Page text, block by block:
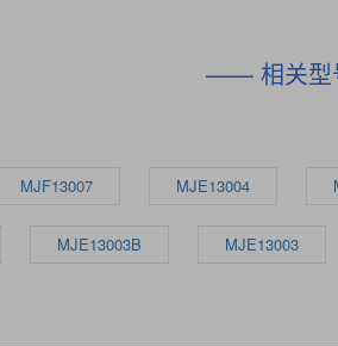
—— 相关
MJF13007 MJE13004
MJE13003B MJE13003